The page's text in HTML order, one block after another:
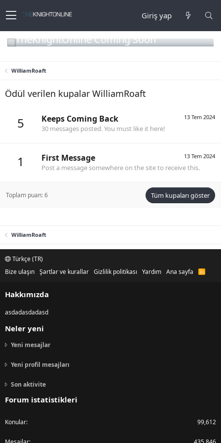
Giriş yap
TheKnightOnline Coming Soon
WilliamRoaft
Ödül verilen kupalar WilliamRoaft
5 13 Tem 2024
Keeps Coming Back
30 messages posted. You must like it here!
1 13 Tem 2024
First Message
Post a message somewhere on the site to receive this.
Toplam puan: 6 Tüm kupaları göster
WilliamRoaft
Türkçe (TR)
Bize ulaşın Şartlar ve kurallar Gizlilik politikası Yardım Ana sayfa
R
Hakkımızda
asdadasdadasd
Neler yeni
Yeni mesajlar
Yeni profil mesajları
Son aktivite
Forum istatistikleri
Konular 99,612